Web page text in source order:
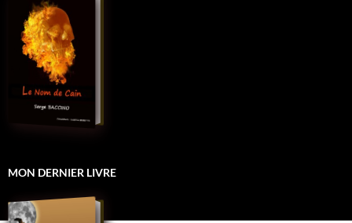
MON DERNIER LIVRE